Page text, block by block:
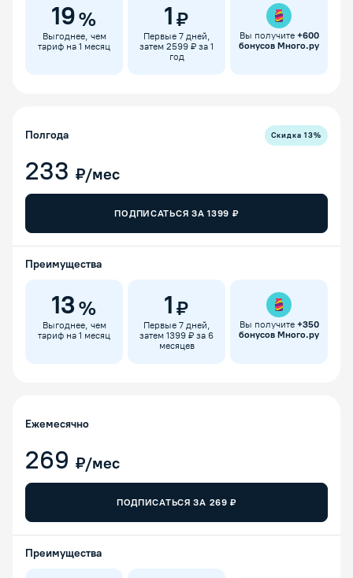
19%
Выгоднее, чем
тариф на 1 месяц
1 ₽
Первые 7 дней,
затем 2599 ₽ за 1
год
Вы получите +600
бонусов Много.ру
Полгода Скидка13%
233 ₽/мес
ПОДПИСАТЬСЯ ЗА1399 ₽
Преимущества
13 %
Выгоднее, чем
тариф на 1 месяц
1 ₽
Первые 7 дней,
затем 1399 ₽ за 6
месяцев
Вы получите +350
бонусов Много.ру
Ежемесячно
269 ₽/мес
ПОДПИСАТЬСЯ ЗА 269 ₽
Преимущества